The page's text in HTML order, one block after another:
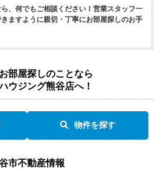
、何でもご相談ください！営業スタッフ一
ますように親切・丁寧にお部屋探しのお手
部屋探しのことなら
ウジング熊谷店へ！
物件を探す
市不動産情報